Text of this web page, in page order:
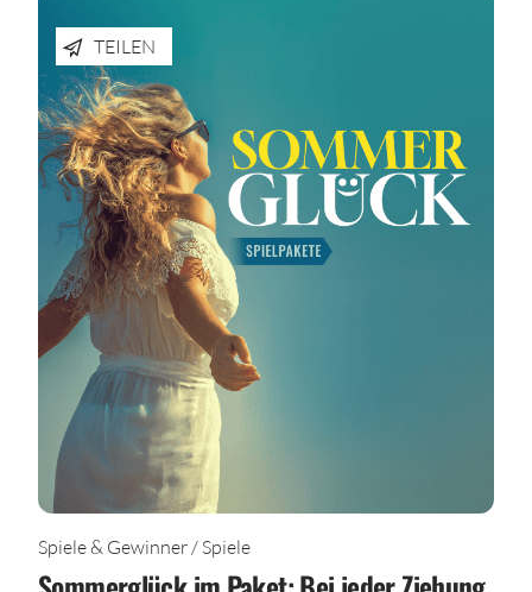
TEILEN
Spiele & Gewinner / Spiele